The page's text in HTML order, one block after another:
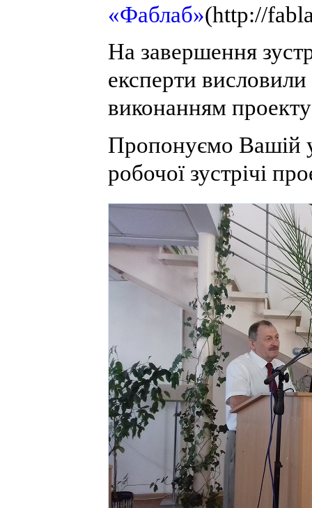
«Фаблаб»(http://
На завершення
експерти
виконанням
Пропонуємо Вашій
робочої зустрічі